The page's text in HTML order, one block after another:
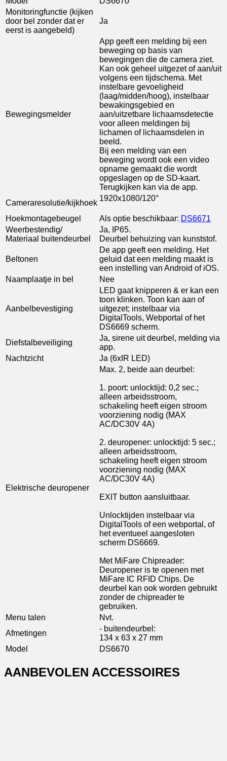
Monitoringfunctie (kijken
door bel zonder dat er
eerst is aangebeld)
Ja
Bewegingsmelder
App geeft een melding bij een
beweging op basis van
bewegingen die de camera ziet.
Kan ook geheel uitgezet of aan/uit
volgens een tijdschema. Met
instelbare gevoeligheid
(laag/midden/hoog), instelbaar
bewakingsgebied en
aan/uitzetbare lichaamsdetectie
voor alleen meldingen bij
lichamen of lichaamsdelen in
beeld.
Bij een melding van een
beweging wordt ook een video
opname gemaakt die wordt
opgeslagen op de SD-kaart.
Terugkijken kan via de app.
Cameraresolutie/kijkhoek
1920x1080/120°
Hoekmontagebeugel Als optie beschikbaar: DS6671
Weerbestendig/
Materiaal buitendeurbel
Ja, IP65.
Deurbel behuizing van kunststof.
Beltonen
De app geeft een melding. Het
geluid dat een melding maakt is
een instelling van Android of iOS.
Naamplaatje in bel
Nee
Aanbelbevestiging
LED gaat knipperen & er kan een
toon klinken. Toon kan aan of
uitgezet; instelbaar via
DigitalTools, Webportal of het
DS6669 scherm.
Diefstalbeveiliging
Ja, sirene uit deurbel, melding via
app.
Nachtzicht
Ja (6xIR LED)
Elektrische deuropener
Max. 2, beide aan deurbel:
1. poort: unlocktijd: 0,2 sec.;
alleen arbeidsstroom,
schakeling heeft eigen stroom
voorziening nodig (MAX
AC/DC30V 4A)
2. deuropener: unlocktijd: 5 sec.;
alleen arbeidsstroom,
schakeling heeft eigen stroom
voorziening nodig (MAX
AC/DC30V 4A)
EXIT button aansluitbaar.
Unlocktijden instelbaar via
DigitalTools of een webportal, of
het eventueel aangesloten
scherm DS6669.
Met MiFare Chipreader:
Deuropener is te openen met
MiFare IC RFID Chips. De
deurbel kan ook worden gebruikt
zonder de chipreader te
gebruiken.
Menu talen
Nvt.
Afmetingen
- buitendeurbel:
134 x 63 x 27 mm
Model
DS6670
AANBEVOLEN ACCESSOIRES